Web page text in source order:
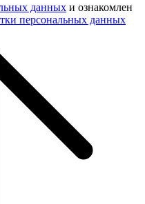
данных и ознакомлен
персональных данных